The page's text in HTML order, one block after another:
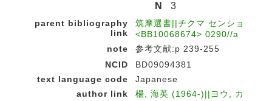
N
3
parent bibliography
link
筑摩選書||チクマ センショ
<BB10068674> 0290//a
note
参考文献:p 239-255
NCID
BD09094381
text language code
Japanese
author link
楊, 海英 (1964-)||ヨウ, カ